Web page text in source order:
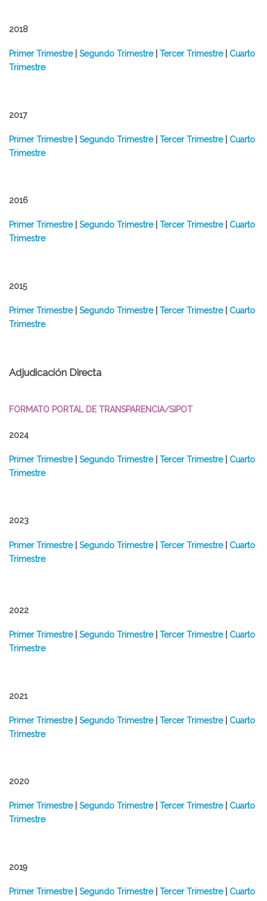
2018
Primer Trimestre| Segundo Trimestre| Tercer Trimestre| Cuarto
Trimestre
2017
Primer Trimestre| Segundo Trimestre| Tercer Trimestre| Cuarto
Trimestre
2016​​​
Primer Trimestre| Segundo Trimestre| Tercer Trimestre| Cuarto
Trimestre
2015
Primer Trimestre| Segundo Trimestre| Tercer Trimestre| Cuarto
Trimestre
Adjudicación Directa
FORMATO PORTAL DE TRANSPARENCIA/SIPOT
2024
Primer Trimestre| Segundo Trimestre| Tercer Trimestre| Cuarto
Trimestre
2023
​Primer Trimestre| Segundo Trimestre| Tercer Trimestre| Cuarto
Trimestre
2022
Primer Trimestre| Segundo Trimestre| Tercer Trimestre| Cuarto
Trimestre
2021
Primer Trimestre| Segundo Trimestre| Tercer Trimestre| Cuarto
Trimestre
2020
Primer Trimestre| Segundo Trimestre| Tercer Trimestre| Cuarto
Trimestre
2019
Primer Trimestre| Segundo Trimestre| Tercer Trimestre| Cuarto